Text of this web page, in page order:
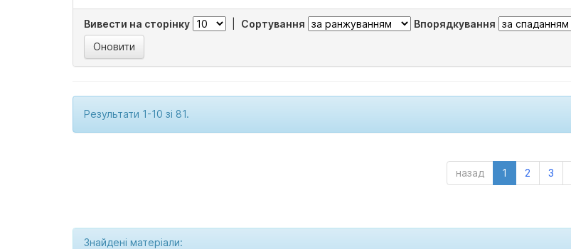
Вивести на сторінку Сортування Впорядкування
Результати 1-10 зі 81.
назад 1 2 3
Знайдені матеріали: